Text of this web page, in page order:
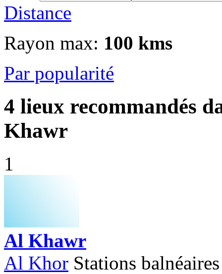
Distance
Rayon max: 100 kms
Par popularité
4 lieux recommandés
Khawr
1
Al Khawr
Al Khor Stations balnéaires